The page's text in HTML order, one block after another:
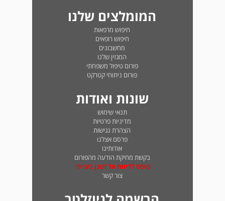
המומלצים שלנו
חיפוש מרפאות
חיפוש רופאים
מחשבונים
המגזין שלנו
פורום טיפול משפחתי
פורום ניתוחי קטרקט
שונות ואודות
תנאי שימוש
מדיניות פרטיות
הצהרת נגישות
פרסם אצלנו
אודותינו
בקשת מחיקת הודעה מהפורום
טופס לדיווח על תוכן בעייתי
צור קשר